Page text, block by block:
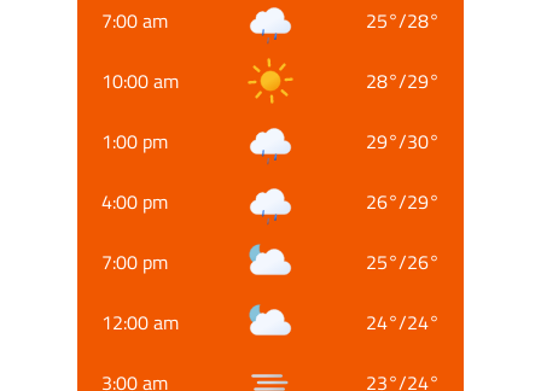
7:00 am 25°/28°
10:00 am 28°/29°
1:00 pm 29°/30°
4:00 pm 26°/29°
7:00 pm 25°/26°
12:00 am 24°/24°
3:00 am 23°/24°